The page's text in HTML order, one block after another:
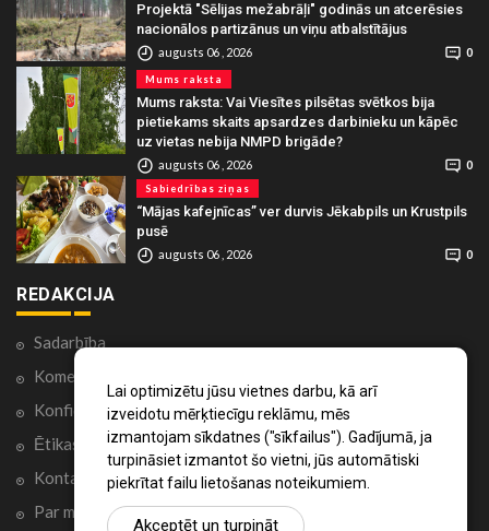
Lai optimizētu jūsu vietnes darbu, kā arī
izveidotu mērķtiecīgu reklāmu, mēs
izmantojam sīkdatnes ("sīkfailus"). Gadījumā, ja
turpināsiet izmantot šo vietni, jūs automātiski
piekrītat failu lietošanas noteikumiem.
Akceptēt un turpināt
Projektā "Sēlijas mežabrāļi" godinās un atcerēsies
nacionālos partizānus un viņu atbalstītājus
augusts 06 , 2026 0
Mums raksta
Mums raksta: Vai Viesītes pilsētas svētkos bija
pietiekams skaits apsardzes darbinieku un kāpēc
uz vietas nebija NMPD brigāde?
augusts 06 , 2026 0
Sabiedrības ziņas
“Mājas kafejnīcas” ver durvis Jēkabpils un Krustpils
pusē
augusts 06 , 2026 0
REDAKCIJA
Sadarbība
Komentāri portālā
Konfidencialitātes politika
Ētikas kodekss
Kontakti
Par mums